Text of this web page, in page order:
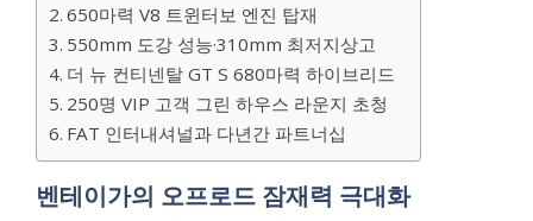
650마력 V8 트윈터보 엔진 탑재
550mm 도강 성능·310mm 최저지상고
더 뉴 컨티넨탈 GT S 680마력 하이브리드
250명 VIP 고객 그린 하우스 라운지 초청
FAT 인터내셔널과 다년간 파트너십
벤테이가의 오프로드 잠재력 극대화